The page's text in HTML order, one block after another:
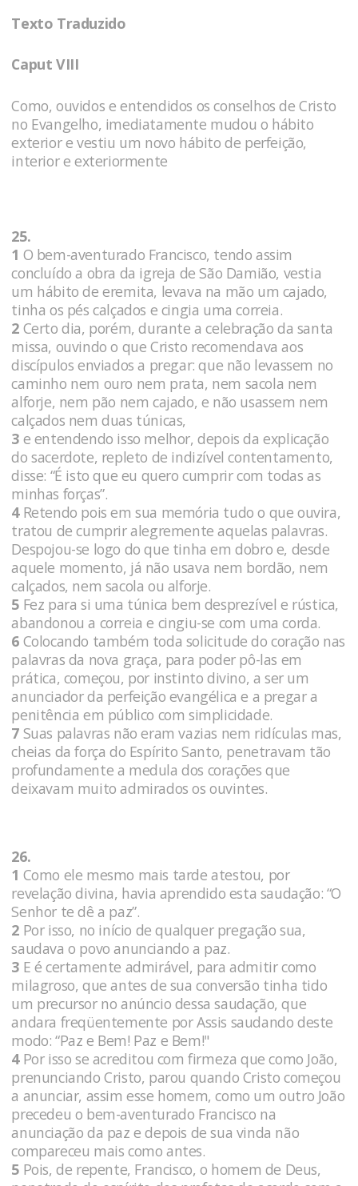
Texto Traduzido
Caput VIII
Como, ouvidos e entendidos os conselhos de Cristo
no Evangelho, imediatamente mudou o hábito
exterior e vestiu um novo hábito de perfeição,
interior e exteriormente
25.
1 O bem-aventurado Francisco, tendo assim
concluído a obra da igreja de São Damião, vestia
um hábito de eremita, levava na mão um cajado,
tinha os pés calçados e cingia uma correia.
2 Certo dia, porém, durante a celebração da santa
missa, ouvindo o que Cristo recomendava aos
discípulos enviados a pregar: que não levassem no
caminho nem ouro nem prata, nem sacola nem
alforje, nem pão nem cajado, e não usassem nem
calçados nem duas túnicas,
3 e entendendo isso melhor, depois da explicação
do sacerdote, repleto de indizível contentamento,
disse: “É isto que eu quero cumprir com todas as
minhas forças”.
4Retendo pois em sua memória tudo o que ouvira,
tratou de cumprir alegremente aquelas palavras.
Despojou-se logo do que tinha em dobro e, desde
aquele momento, já não usava nem bordão, nem
calçados, nem sacola ou alforje.
5 Fez para si uma túnica bem desprezível e rústica,
abandonou a correia e cingiu-se com uma corda.
6 Colocando também toda solicitude do coração nas
palavras da nova graça, para poder pô-las em
prática, começou, por instinto divino, a ser um
anunciador da perfeição evangélica e a pregar a
penitência em público com simplicidade.
7 Suas palavras não eram vazias nem ridículas mas,
cheias da força do Espírito Santo, penetravam tão
profundamente a medula dos corações que
deixavam muito admirados os ouvintes.
26.
1 Como ele mesmo mais tarde atestou, por
revelação divina, havia aprendido esta saudação: “O
Senhor te dê a paz”.
2 Por isso, no início de qualquer pregação sua,
saudava o povo anunciando a paz.
3 E é certamente admirável, para admitir como
milagroso, que antes de sua conversão tinha tido
um precursor no anúncio dessa saudação, que
andara freqüentemente por Assis saudando deste
modo: “Paz e Bem! Paz e Bem!"
4Por isso se acreditou com firmeza que como João,
prenunciando Cristo, parou quando Cristo começou
a anunciar, assim esse homem, como um outro João
precedeu o bem-aventurado Francisco na
anunciação da paz e depois de sua vinda não
compareceu mais como antes.
5 Pois, de repente, Francisco, o homem de Deus,